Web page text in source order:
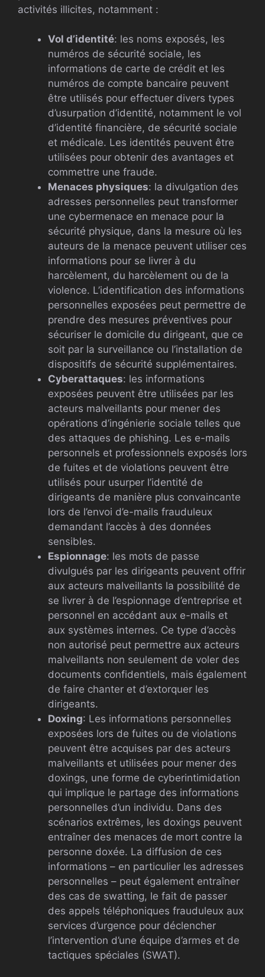
activités illicites, notamment :
Vol d’identité: les noms exposés, les
numéros de sécurité sociale, les
informations de carte de crédit et les
numéros de compte bancaire peuvent
être utilisés pour effectuer divers types
d’usurpation d’identité, notamment le vol
d’identité financière, de sécurité sociale
et médicale. Les identités peuvent être
utilisées pour obtenir des avantages et
commettre une fraude.
Menaces physiques: la divulgation des
adresses personnelles peut transformer
une cybermenace en menace pour la
sécurité physique, dans la mesure où les
auteurs de la menace peuvent utiliser ces
informations pour se livrer à du
harcèlement, du harcèlement ou de la
violence. L’identification des informations
personnelles exposées peut permettre de
prendre des mesures préventives pour
sécuriser le domicile du dirigeant, que ce
soit par la surveillance ou l’installation de
dispositifs de sécurité supplémentaires.
Cyberattaques: les informations
exposées peuvent être utilisées par les
acteurs malveillants pour mener des
opérations d’ingénierie sociale telles que
des attaques de phishing. Les e-mails
personnels et professionnels exposés lors
de fuites et de violations peuvent être
utilisés pour usurper l’identité de
dirigeants de manière plus convaincante
lors de l’envoi d’e-mails frauduleux
demandant l’accès à des données
sensibles.
Espionnage: les mots de passe
divulgués par les dirigeants peuvent offrir
aux acteurs malveillants la possibilité de
se livrer à de l’espionnage d’entreprise et
personnel en accédant aux e-mails et
aux systèmes internes. Ce type d’accès
non autorisé peut permettre aux acteurs
malveillants non seulement de voler des
documents confidentiels, mais également
de faire chanter et d’extorquer les
dirigeants.
Doxing: Les informations personnelles
exposées lors de fuites ou de violations
peuvent être acquises par des acteurs
malveillants et utilisées pour mener des
doxings, une forme de cyberintimidation
qui implique le partage des informations
personnelles d’un individu. Dans des
scénarios extrêmes, les doxings peuvent
entraîner des menaces de mort contre la
personne doxée. La diffusion de ces
informations – en particulier les adresses
personnelles – peut également entraîner
des cas de swatting, le fait de passer
des appels téléphoniques frauduleux aux
services d’urgence pour déclencher
l’intervention d’une équipe d’armes et de
tactiques spéciales (SWAT).